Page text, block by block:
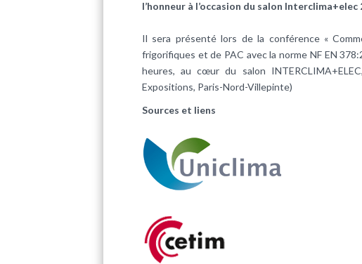
l’honneur à l’occasion du salon Interclima+elec
Il sera présenté lors de la conférence «
frigorifiques et de PAC avec la norme NF EN
heures, au cœur du salon
Expositions, Paris-Nord-Villepinte)
Sources et liens